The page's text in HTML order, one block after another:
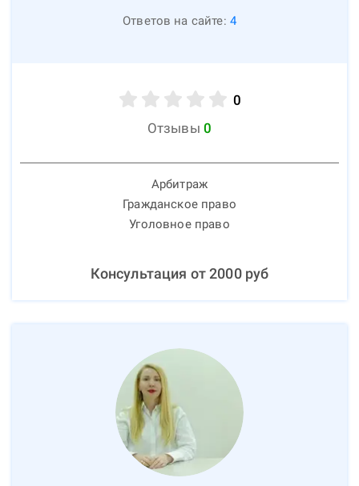
Ответов на сайте: 4
0
Отзывы 0
Арбитраж
Гражданское право
Уголовное право
Консультация от2000руб